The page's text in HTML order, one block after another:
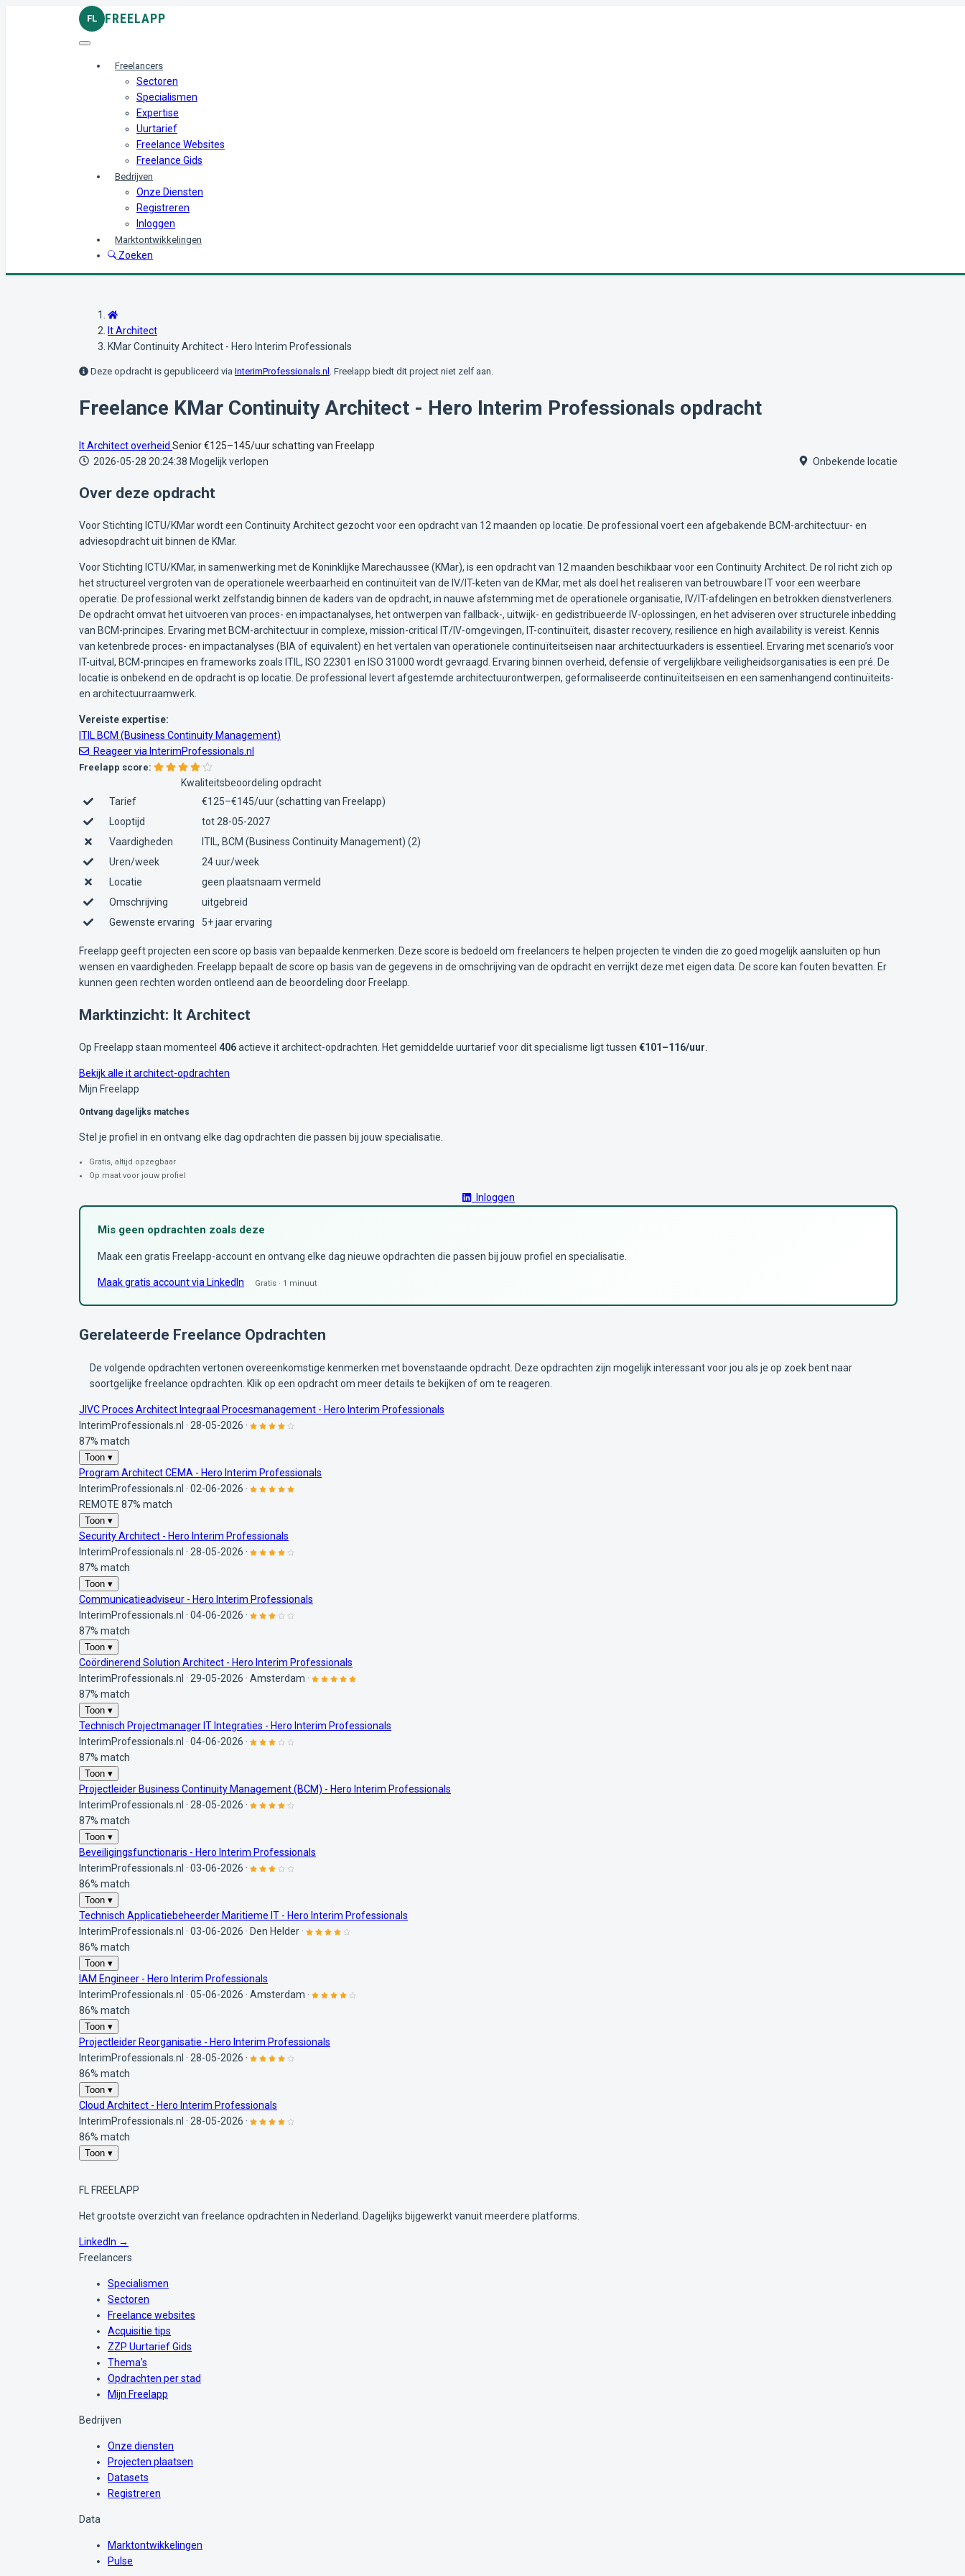
FL FREELAPP
Freelancers
Sectoren
Specialismen
Expertise
Uurtarief
Freelance Websites
Freelance Gids
Bedrijven
Onze Diensten
Registreren
Inloggen
Marktontwikkelingen
Zoeken
It Architect
KMar Continuity Architect - Hero Interim Professionals
Deze opdracht is gepubliceerd via InterimProfessionals.nl . Freelapp biedt dit project niet zelf aan.
Freelance KMar Continuity Architect - Hero Interim Professionals opdracht
It Architectoverheid Senior€125–145/uurschatting van Freelapp
2026-05-28 20:24:38 Mogelijk verlopen Onbekende locatie
Over deze opdracht
Voor Stichting ICTU/KMar wordt een Continuity Architect gezocht voor een opdracht van 12 maanden op locatie. De professional voert een afgebakende BCM-architectuur- en
adviesopdracht uit binnen de KMar.
Voor Stichting ICTU/KMar, in samenwerking met de Koninklijke Marechaussee (KMar), is een opdracht van 12 maanden beschikbaar voor een Continuity Architect. De rol richt zich op
het structureel vergroten van de operationele weerbaarheid en continuïteit van de IV/IT-keten van de KMar, met als doel het realiseren van betrouwbare IT voor een weerbare
operatie. De professional werkt zelfstandig binnen de kaders van de opdracht, in nauwe afstemming met de operationele organisatie, IV/IT-afdelingen en betrokken dienstverleners.
De opdracht omvat het uitvoeren van proces- en impactanalyses, het ontwerpen van fallback-, uitwijk- en gedistribueerde IV-oplossingen, en het adviseren over structurele inbedding
van BCM-principes. Ervaring met BCM-architectuur in complexe, mission-critical IT/IV-omgevingen, IT-continuïteit, disaster recovery, resilience en high availability is vereist. Kennis
van ketenbrede proces- en impactanalyses (BIA of equivalent) en het vertalen van operationele continuïteitseisen naar architectuurkaders is essentieel. Ervaring met scenario’s voor
IT-uitval, BCM-principes en frameworks zoals ITIL, ISO 22301 en ISO 31000 wordt gevraagd. Ervaring binnen overheid, defensie of vergelijkbare veiligheidsorganisaties is een pré. De
locatie is onbekend en de opdracht is op locatie. De professional levert afgestemde architectuurontwerpen, geformaliseerde continuïteitseisen en een samenhangend continuïteits-
en architectuurraamwerk.
Vereiste expertise:
ITIL BCM (Business Continuity Management)
Reageer via InterimProfessionals.nl
Freelapp score:
Kwaliteitsbeoordeling opdracht
Tarief
€125–€145/uur (schatting van Freelapp)
Looptijd
tot 28-05-2027
Vaardigheden
ITIL, BCM (Business Continuity Management) (2)
Uren/week
24 uur/week
Locatie
geen plaatsnaam vermeld
Omschrijving
uitgebreid
Gewenste ervaring
5+ jaar ervaring
Freelapp geeft projecten een score op basis van bepaalde kenmerken. Deze score is bedoeld om freelancers te helpen projecten te vinden die zo goed mogelijk aansluiten op hun
wensen en vaardigheden. Freelapp bepaalt de score op basis van de gegevens in de omschrijving van de opdracht en verrijkt deze met eigen data. De score kan fouten bevatten. Er
kunnen geen rechten worden ontleend aan de beoordeling door Freelapp.
Marktinzicht: It Architect
Op Freelapp staan momenteel 406actieve it architect-opdrachten. Het gemiddelde uurtarief voor dit specialisme ligt tussen €101–116/uur
Bekijk alle it architect-opdrachten
Mijn Freelapp
Ontvang dagelijks matches
Stel je profiel in en ontvang elke dag opdrachten die passen bij jouw specialisatie.
Gratis, altijd opzegbaar
Op maat voor jouw profiel
Inloggen
Mis geen opdrachten zoals deze
Maak een gratis Freelapp-account en ontvang elke dag nieuwe opdrachten die passen bij jouw profiel en specialisatie.
Maak gratis account via LinkedIn Gratis · 1 minuut
Gerelateerde Freelance Opdrachten
De volgende opdrachten vertonen overeenkomstige kenmerken met bovenstaande opdracht. Deze opdrachten zijn mogelijk interessant voor jou als je op zoek bent naar
soortgelijke freelance opdrachten. Klik op een opdracht om meer details te bekijken of om te reageren.
JIVC Proces Architect Integraal Procesmanagement - Hero Interim Professionals
InterimProfessionals.nl · 28-05-2026 ·
87% match
Toon ▾
Program Architect CEMA - Hero Interim Professionals
InterimProfessionals.nl · 02-06-2026 ·
REMOTE 87% match
Toon ▾
Security Architect - Hero Interim Professionals
InterimProfessionals.nl · 28-05-2026 ·
87% match
Toon ▾
Communicatieadviseur - Hero Interim Professionals
InterimProfessionals.nl · 04-06-2026 ·
87% match
Toon ▾
Coördinerend Solution Architect - Hero Interim Professionals
InterimProfessionals.nl · 29-05-2026 · Amsterdam ·
87% match
Toon ▾
Technisch Projectmanager IT Integraties - Hero Interim Professionals
InterimProfessionals.nl · 04-06-2026 ·
87% match
Toon ▾
Projectleider Business Continuity Management (BCM) - Hero Interim Professionals
InterimProfessionals.nl · 28-05-2026 ·
87% match
Toon ▾
Beveiligingsfunctionaris - Hero Interim Professionals
InterimProfessionals.nl · 03-06-2026 ·
86% match
Toon ▾
Technisch Applicatiebeheerder Maritieme IT - Hero Interim Professionals
InterimProfessionals.nl · 03-06-2026 · Den Helder ·
86% match
Toon ▾
IAM Engineer - Hero Interim Professionals
InterimProfessionals.nl · 05-06-2026 · Amsterdam ·
86% match
Toon ▾
Projectleider Reorganisatie - Hero Interim Professionals
InterimProfessionals.nl · 28-05-2026 ·
86% match
Toon ▾
Cloud Architect - Hero Interim Professionals
InterimProfessionals.nl · 28-05-2026 ·
86% match
Toon ▾
FL FREELAPP
Het grootste overzicht van freelance opdrachten in Nederland. Dagelijks bijgewerkt vanuit meerdere platforms.
LinkedIn →
Freelancers
Specialismen
Sectoren
Freelance websites
Acquisitie tips
ZZP Uurtarief Gids
Thema's
Opdrachten per stad
Mijn Freelapp
Bedrijven
Onze diensten
Projecten plaatsen
Datasets
Registreren
Data
Marktontwikkelingen
Pulse